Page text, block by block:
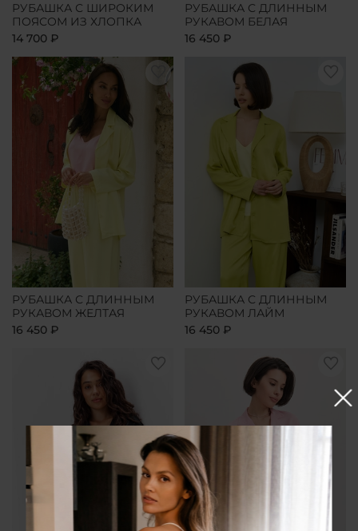
РУБАШКА С ШИРОКИМ
ПОЯСОМ ИЗ ХЛОПКА
14 700 ₽
РУБАШКА С ДЛИННЫМ
РУКАВОМ БЕЛАЯ
16 450 ₽
РУБАШКА С ДЛИННЫМ
РУКАВОМ ЖЕЛТАЯ
16 450 ₽
РУБАШКА С ДЛИННЫМ
РУКАВОМ ЛАЙМ
16 450 ₽